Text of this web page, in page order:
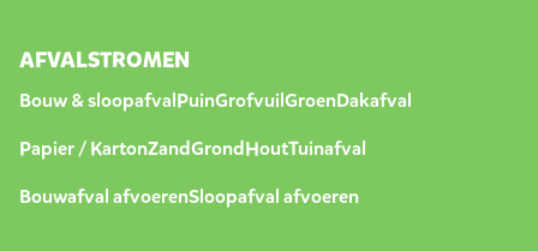
AFVALSTROMEN
Bouw & sloopafvalPuinGrofvuilGroenDakafval
Papier / KartonZandGrondHoutTuinafval
Bouwafval afvoerenSloopafval afvoeren